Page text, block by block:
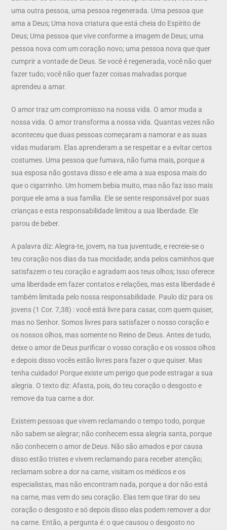
uma outra pessoa, uma pessoa regenerada. Uma pessoa que
ama a Deus; Uma nova criatura que está cheia do Espírito de
Deus; Uma pessoa que vive conforme a imagem de Deus; uma
pessoa nova com um coração novo; uma pessoa nova que quer
cumprir a vontade de Deus. Se você é regenerada, você não quer
fazer tudo; você não quer fazer coisas malvadas porque
aprendeu a amar.
O amor traz um compromisso na nossa vida. O amor muda a
nossa vida. O amor transforma a nossa vida. Quantas vezes não
aconteceu que duas pessoas começaram a namorar e as suas
vidas mudaram. Elas aprenderam a se respeitar e a evitar certos
costumes. Uma pessoa que fumava, não fuma mais, porque a
sua esposa não gostava disso e ele ama a sua esposa mais do
que o cigarrinho. Um homem bebia muito, mas não faz isso mais
porque ele ama a sua família. Ele se sente responsável por suas
crianças e esta responsabilidade limitou a sua liberdade. Ele
parou de beber.
A palavra diz: Alegra-te, jovem, na tua juventude, e recreie-se o
teu coração nos dias da tua mocidade; anda pelos caminhos que
satisfazem o teu coração e agradam aos teus olhos; Isso oferece
uma liberdade em fazer contatos e relações, mas esta liberdade é
também limitada pelo nossa responsabilidade. Paulo diz para os
jovens (1 Cor. 7,38) : você está livre para casar, com quem quiser,
mas no Senhor. Somos livres para satisfazer o nosso coração e
os nossos olhos, mas somente no Reino de Deus. Antes de tudo,
deixe o amor de Deus purificar o vosso coração e os vossos olhos
e depois disso vocês estão livres para fazer o que quiser. Mas
tenha cuidado! Porque existe um perigo que pode estragar a sua
alegria. O texto diz: Afasta, pois, do teu coração o desgosto e
remove da tua carne a dor.
Existem pessoas que vivem reclamando o tempo todo, porque
não sabem se alegrar; não conhecem essa alegria santa, porque
não conhecem o amor de Deus. Não são amados e por causa
disso estão tristes e vivem reclamando para receber atenção;
reclamam sobre a dor na carne, visitam os médicos e os
especialistas, mas não encontram nada, porque a dor não está
na carne, mas vem do seu coração. Elas tem que tirar do seu
coração o desgosto e só depois disso elas podem remover a dor
na carne. Então, a pergunta é: o que causou o desgosto no